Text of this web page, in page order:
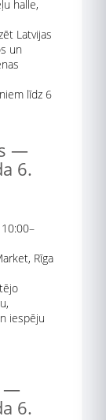
halle,
Latvijas
un
līdz 6
—
6.
Rīga
iespēju
—
6.